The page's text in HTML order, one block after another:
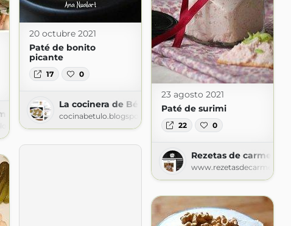
20 octubre 2021
Paté de bonito
picante
17 0
La cocinera de Bétulo
cocinabetulo.blogspot.com
23 agosto 2021
Paté de surimi
22 0
Rezetas de carmen